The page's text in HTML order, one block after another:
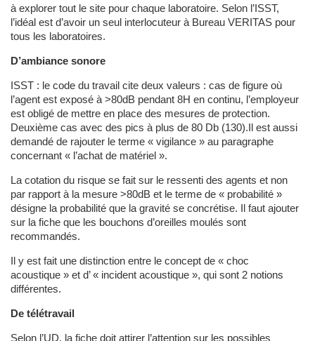
à explorer tout le site pour chaque laboratoire. Selon l’ISST,
l’idéal est d’avoir un seul interlocuteur à Bureau VERITAS pour
tous les laboratoires.
D’ambiance sonore
ISST : le code du travail cite deux valeurs : cas de figure où
l’agent est exposé à >80dB pendant 8H en continu, l’employeur
est obligé de mettre en place des mesures de protection.
Deuxième cas avec des pics à plus de 80 Db (130).Il est aussi
demandé de rajouter le terme « vigilance » au paragraphe
concernant « l’achat de matériel ».
La cotation du risque se fait sur le ressenti des agents et non
par rapport à la mesure >80dB et le terme de « probabilité »
désigne la probabilité que la gravité se concrétise. Il faut ajouter
sur la fiche que les bouchons d’oreilles moulés sont
recommandés.
Il y est fait une distinction entre le concept de « choc
acoustique » et d’ « incident acoustique », qui sont 2 notions
différentes.
De télétravail
Selon l’UD, la fiche doit attirer l’attention sur les possibles